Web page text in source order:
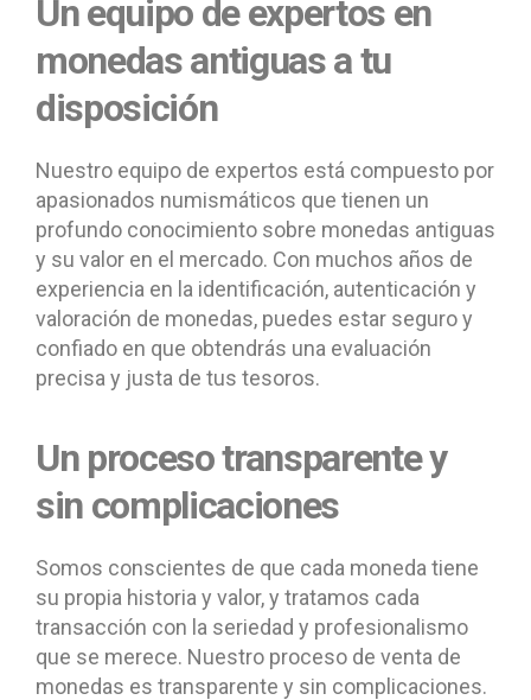
Un equipo de expertos en
monedas antiguas a tu
disposición
Nuestro equipo de expertos está compuesto por
apasionados numismáticos que tienen un
profundo conocimiento sobre monedas antiguas
y su valor en el mercado. Con muchos años de
experiencia en la identificación, autenticación y
valoración de monedas, puedes estar seguro y
confiado en que obtendrás una evaluación
precisa y justa de tus tesoros.
Un proceso transparente y
sin complicaciones
Somos conscientes de que cada moneda tiene
su propia historia y valor, y tratamos cada
transacción con la seriedad y profesionalismo
que se merece. Nuestro proceso de venta de
monedas es transparente y sin complicaciones.